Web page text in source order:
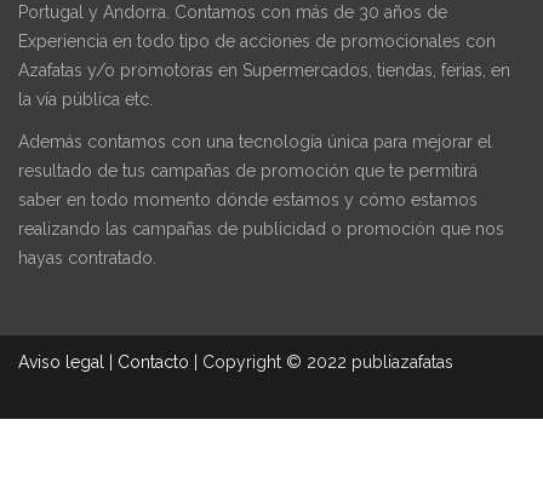
Portugal y Andorra. Contamos con más de 30 años de
Experiencia en todo tipo de acciones de promocionales con
Azafatas y/o promotoras en Supermercados, tiendas, ferias, en
la vía pública etc.
Además contamos con una tecnología única para mejorar el
resultado de tus campañas de promoción que te permitirá
saber en todo momento dónde estamos y cómo estamos
realizando las campañas de publicidad o promoción que nos
hayas contratado.
Aviso legal Contacto Copyright © 2022 publiazafatas